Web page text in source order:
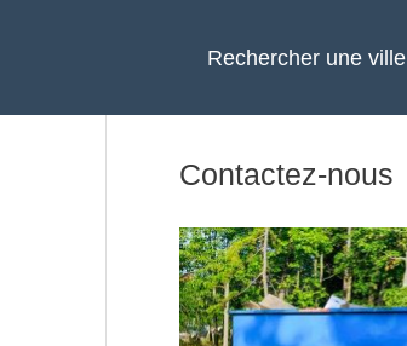
Rechercher une ville
Contactez-nous